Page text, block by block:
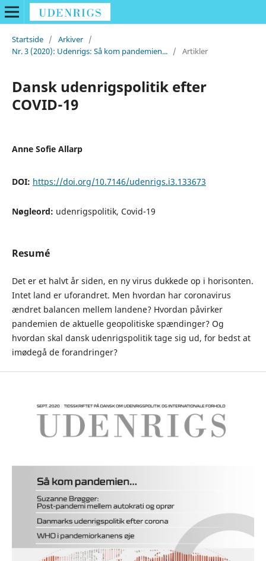
Startside / Arkiver /
Nr. 3 (2020): Udenrigs: Så kom pandemien... / Artikler
Dansk udenrigspolitik efter
COVID-19
Anne Sofie Allarp
DOI: https://doi.org/10.7146/udenrigs.i3.133673
Nøgleord: udenrigspolitik, Covid-19
Resumé
Det er et halvt år siden, en ny virus dukkede op i horisonten.
Intet land er uforandret. Men hvordan har coronavirus
ændret balancen mellem landene? Hvordan påvirker
pandemien de aktuelle geopolitiske spændinger? Og
hvordan skal dansk udenrigspolitik tage sig ud, for bedst at
imødegå de forandringer?